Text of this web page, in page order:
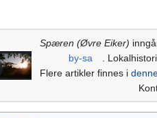
Spæren (Øvre Eiker)
by-sa
.
Flere artikler finnes i